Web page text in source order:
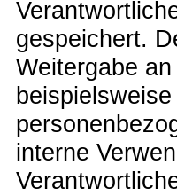
gespeichert.
Weitergabe
interne